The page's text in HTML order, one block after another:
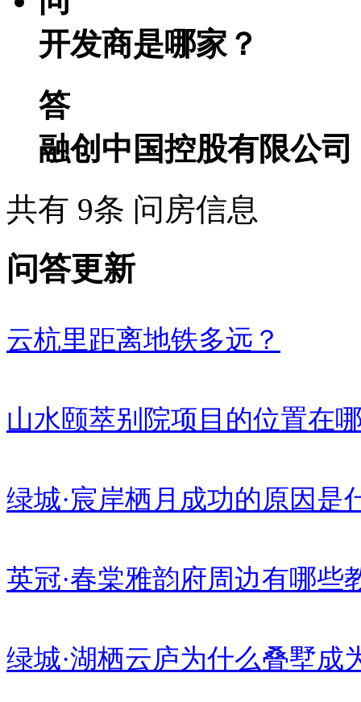
开发商是哪家？
答
融创中国控股有限公
共有 9条 问房信息
问答更新
云杭里距离地铁多远？
山水颐萃别院项目的位置在
绿城·宸岸栖月成功的原因是
英冠·春棠雅韵府周边有哪些
绿城·湖栖云庐为什么叠墅成